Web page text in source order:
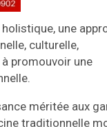
une
culturelle,
promouvoir une
méritée aux
traditionnelle